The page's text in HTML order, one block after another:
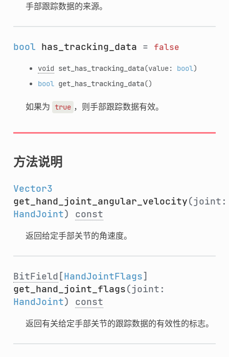
手部跟踪数据的来源。
bool has_tracking_data = false
void set_has_tracking_data(value: bool)
bool get_has_tracking_data()
如果为 true ，则手部跟踪数据有效。
方法说明
Vector3
get_hand_joint_angular_velocity(joint:
HandJoint) const
返回给定手部关节的角速度。
BitField [HandJointFlags]
get_hand_joint_flags(joint:
HandJoint) const
返回有关给定手部关节的跟踪数据的有效性的标志。